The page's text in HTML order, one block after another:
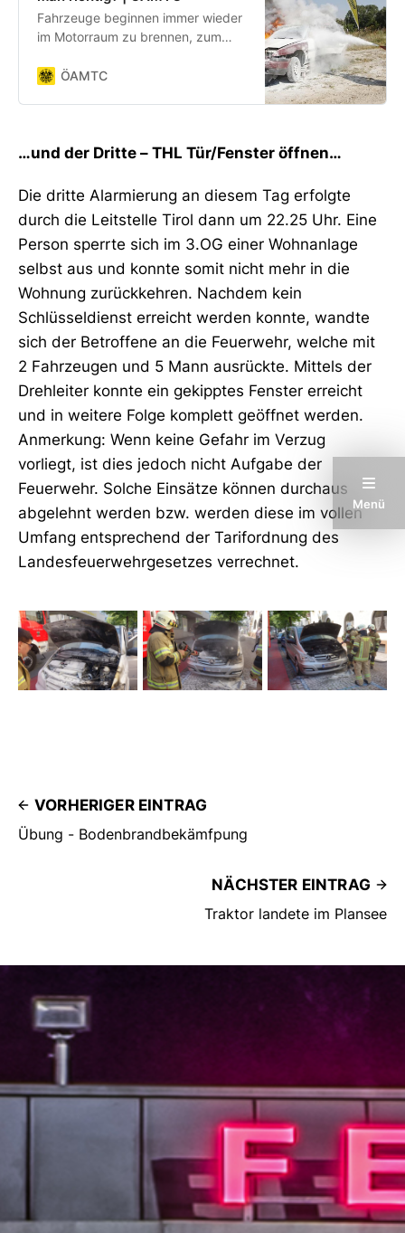
Menü
Fahrzeuge beginnen immer wieder
im Motorraum zu brennen, zum
Unfälle ausgelöst. Wie reagiert man
ÖAMTC
…und der Dritte – THL Tür/Fenster öffnen…
Die dritte Alarmierung an diesem Tag erfolgte
durch die Leitstelle Tirol dann um 22.25 Uhr. Eine
Person sperrte sich im 3.OG einer Wohnanlage
selbst aus und konnte somit nicht mehr in die
Wohnung zurückkehren. Nachdem kein
Schlüsseldienst erreicht werden konnte, wandte
sich der Betroffene an die Feuerwehr, welche mit
2 Fahrzeugen und 5 Mann ausrückte. Mittels der
Drehleiter konnte ein gekipptes Fenster erreicht
und in weitere Folge komplett geöffnet werden.
Anmerkung: Wenn keine Gefahr im Verzug
vorliegt, ist dies jedoch nicht Aufgabe der
Feuerwehr. Solche Einsätze können durchaus
abgelehnt werden bzw. werden diese im vollen
Umfang entsprechend der Tarifordnung des
Landesfeuerwehrgesetzes verrechnet.
VORHERIGER EINTRAG
Übung - Bodenbrandbekämfpung
NÄCHSTER EINTRAG
Traktor landete im Plansee